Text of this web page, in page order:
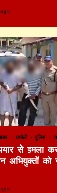
चमोली पुलिस
से हमला
अभियुक्तों को